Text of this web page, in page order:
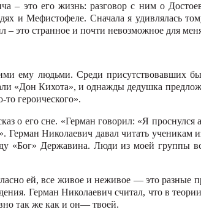
– это его жизнь: разго­вор с ним о
и Мефистофеле. Сначала я удивлялась
– это странное и почти невозможное для
ему людьми. Среди присут­ствовавших
«Дон Кихота», и однажды дедушка
героического».
о его сне. «Герман говорил: «Я
Герман Николаевич давал читать
«Бог» Державина. Люди из моей группы
ей, все живое и нежи­вое — это разные
Гер­ман Николаевич считал, что в
так же как и он— твоей.